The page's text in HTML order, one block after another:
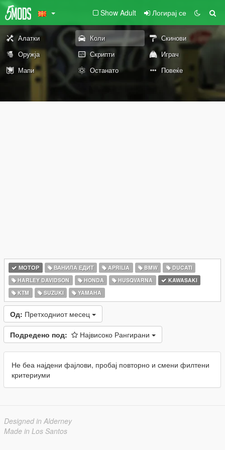
Show Adult Логирај се
Алатки Коли
Скинови
Оружја
Скрипти
Играч
Мапи
Останато Повеќе
МОТОР ВАНИЛА ЕДИТ APRILIA BMW
DUCATI
HARLEY DAVIDSON
HONDA HUSQVARNA
KAWASAKI
KTM
SUZUKI YAMAHA
Од: Претходниот месец
Подредено под: Највисоко Рангирани
Не беа најдени фајлови, пробај повторно и смени филтени
критериуми
Designed in Alderney
Made in Los Santos